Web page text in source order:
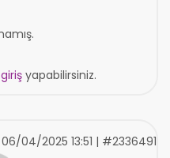
girişyapabilirsiniz.
06/04/2025 13:51 | #2336491